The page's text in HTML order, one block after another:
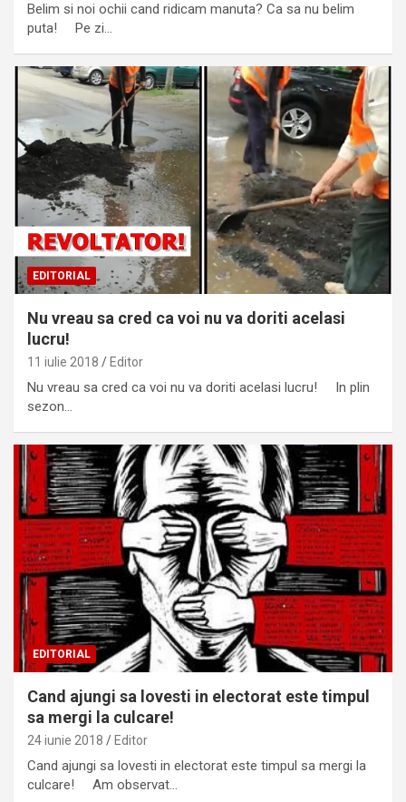
Belim si noi ochii cand ridicam manuta? Ca sa nu belim
puta! Pe zi…
EDITORIAL
Nu vreau sa cred ca voi nu va doriti acelasi
lucru!
11 iulie 2018 Editor
Nu vreau sa cred ca voi nu va doriti acelasi lucru! In plin
sezon…
EDITORIAL
Cand ajungi sa lovesti in electorat este timpul
sa mergi la culcare!
24 iunie 2018 Editor
Cand ajungi sa lovesti in electorat este timpul sa mergi la
culcare! Am observat…